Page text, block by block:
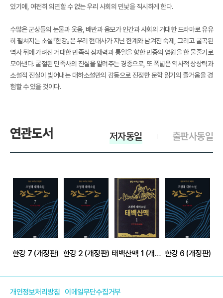
있기에, 여전히 외면할 수 없는 우리 사회의 민낯을 직시하게 한다.
수많은 군상들의 눈물과 웃음, 배반과 음모가 인간과 사회의 거대한 드라마로 유유
히 펼쳐지는 소설『한강』은 우리 현대사가 지닌 한계와 남겨진 숙제, 그리고 굴곡된
역사 뒤에 가려진 거대한 민족적 잠재력과 통일을 향한 민중의 염원을 한 물줄기로
모아낸다. 굴절된 민족사의 진실을 알려주는 경종으로, 또 폭넓은 역사적 상상력과
소설적 진실이 빚어내는 대하소설만의 감동으로 진정한 문학 읽기의 즐거움을 경
험할 수 있을 것이다.
연관도서 출판사동일
저자동일
한강 7 (개정판) 한강 2 (개정판) 태백산맥 1 (개정판) 한강 6 (개정판)
개인정보처리방침 이메일무단수집거부